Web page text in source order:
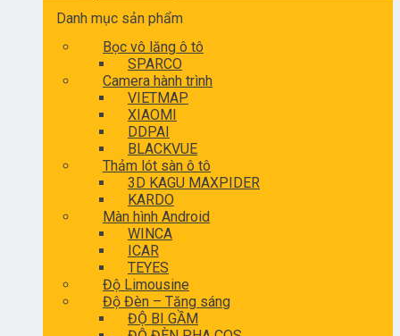
Danh mục sản phẩm
Bọc vô lăng ô tô
SPARCO
Camera hành trình
VIETMAP
XIAOMI
DDPAI
BLACKVUE
Thảm lót sàn ô tô
3D KAGU MAXPIDER
KARDO
Màn hình Android
WINCA
ICAR
TEYES
Độ Limousine
Độ Đèn – Tăng sáng
ĐỘ BI GẦM